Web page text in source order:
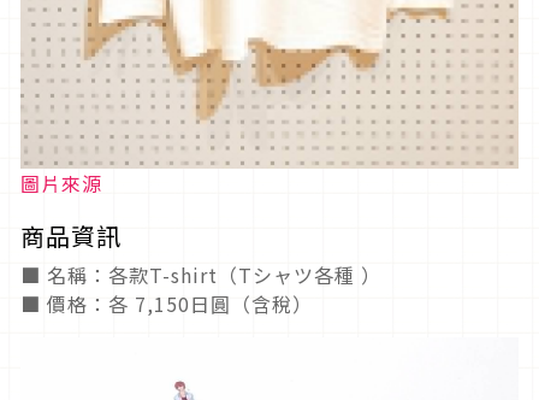
圖片來源
商品資訊
■ 名稱：各款T-shirt（Tシャツ各種 ）
■ 價格：各 7,150日圓（含稅）